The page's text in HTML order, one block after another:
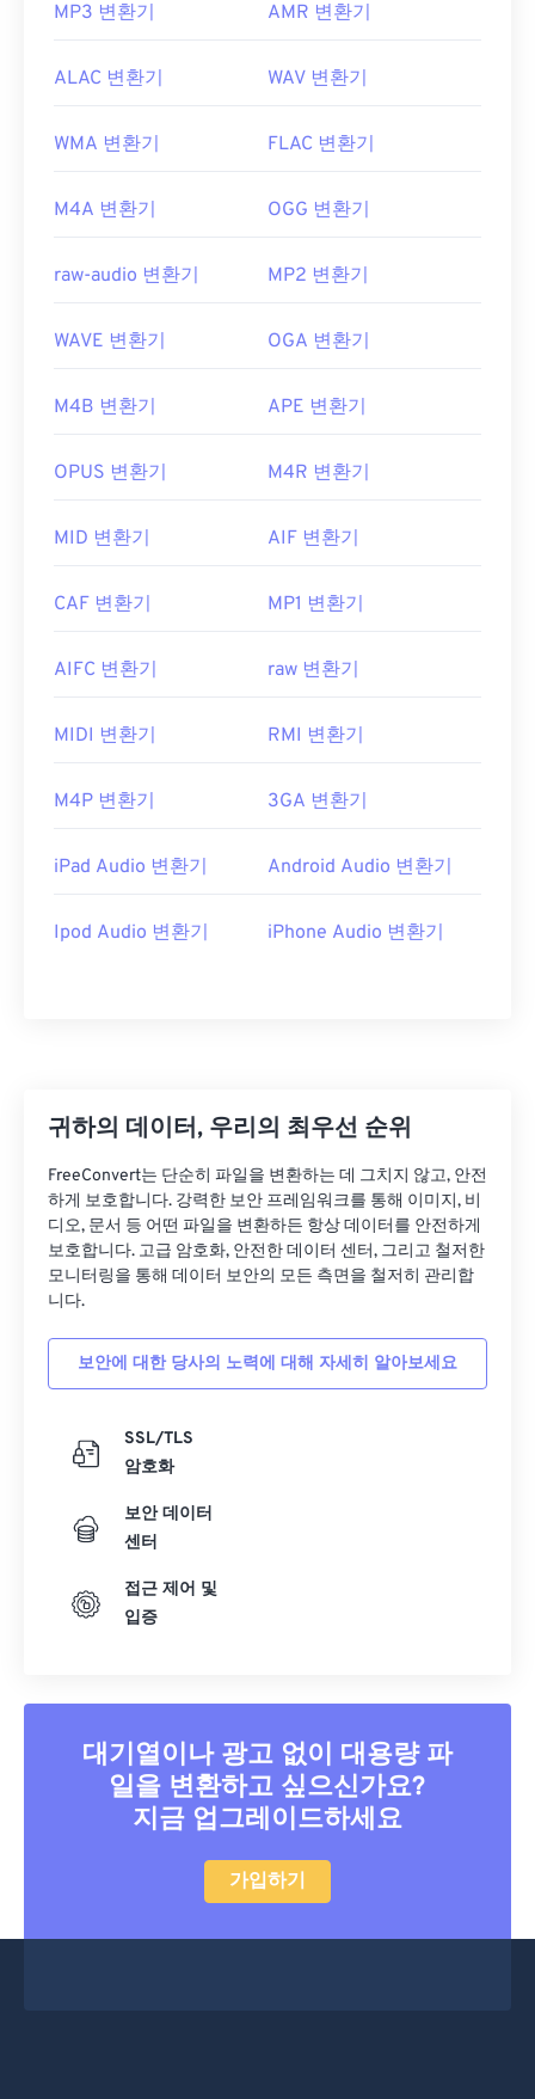
MP3 변환기 AMR 변환기
ALAC 변환기 WAV 변환기
WMA 변환기 FLAC 변환기
M4A 변환기 OGG 변환기
raw-audio 변환기 MP2 변환기
WAVE 변환기 OGA 변환기
M4B 변환기 APE 변환기
OPUS 변환기 M4R 변환기
MID 변환기 AIF 변환기
CAF 변환기 MP1 변환기
AIFC 변환기 raw 변환기
MIDI 변환기 RMI 변환기
M4P 변환기 3GA 변환기
iPad Audio 변환기 Android Audio 변환기
Ipod Audio 변환기 iPhone Audio 변환기
귀하의 데이터, 우리의 최우선 순위
FreeConvert는 단순히 파일을 변환하는 데 그치지 않고, 안전
하게 보호합니다. 강력한 보안 프레임워크를 통해 이미지, 비
디오, 문서 등 어떤 파일을 변환하든 항상 데이터를 안전하게
보호합니다. 고급 암호화, 안전한 데이터 센터, 그리고 철저한
모니터링을 통해 데이터 보안의 모든 측면을 철저히 관리합
니다.
보안에 대한 당사의 노력에 대해 자세히 알아보세요
SSL/TLS
암호화
보안 데이터
센터
접근 제어 및
입증
대기열이나 광고 없이 대용량 파
일을 변환하고 싶으신가요?
지금 업그레이드하세요
가입하기